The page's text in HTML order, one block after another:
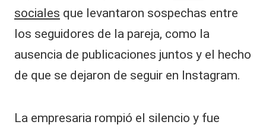
sociales que levantaron sospechas entre
los seguidores de la pareja, como la
ausencia de publicaciones juntos y el hecho
de que se dejaron de seguir en Instagram.
La empresaria rompió el silencio y fue